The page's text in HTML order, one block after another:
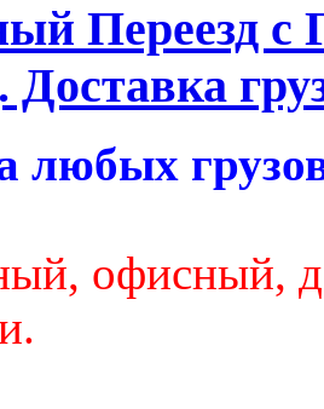
Переезд
Доставка
любых
офисный,